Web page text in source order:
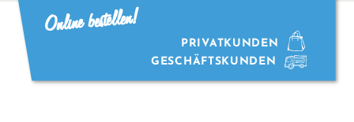
Online bestellen!
PRIVATKUNDEN
GESCHÄFTSKUNDEN